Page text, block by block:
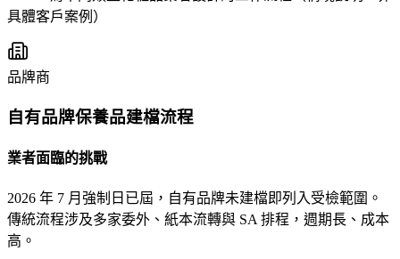
具體客戶案例）
品牌商
自有品牌保養品建檔流程
業者面臨的挑戰
2026 年 7 月強制日已屆，自有品牌未建檔即列入受檢範圍。
傳統流程涉及多家委外、紙本流轉與 SA 排程，週期長、成本
高。